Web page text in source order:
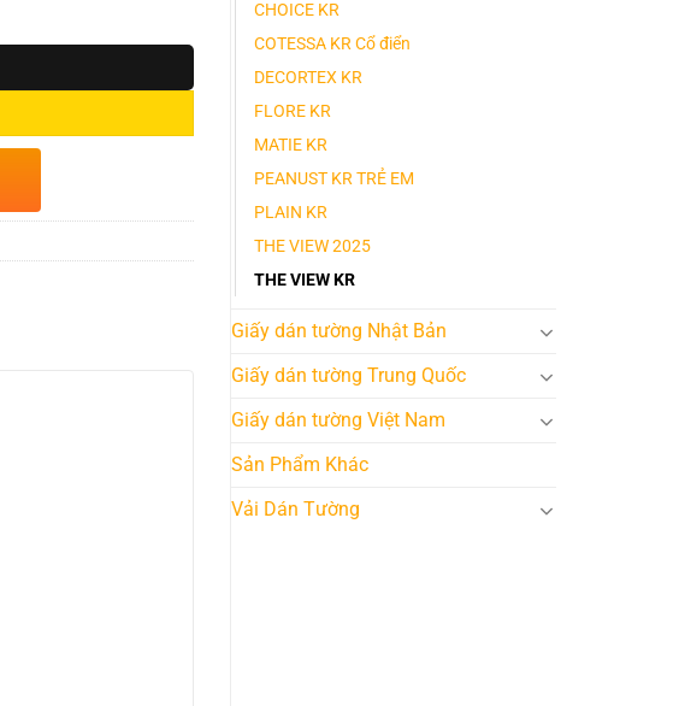
CHOICE KR
COTESSA KR Cổ điển
DECORTEX KR
FLORE KR
MATIE KR
PEANUST KR TRẺ EM
PLAIN KR
THE VIEW 2025
THE VIEW KR
Giấy dán tường Nhật Bản
Giấy dán tường Trung Quốc
Giấy dán tường Việt Nam
Sản Phẩm Khác
Vải Dán Tường